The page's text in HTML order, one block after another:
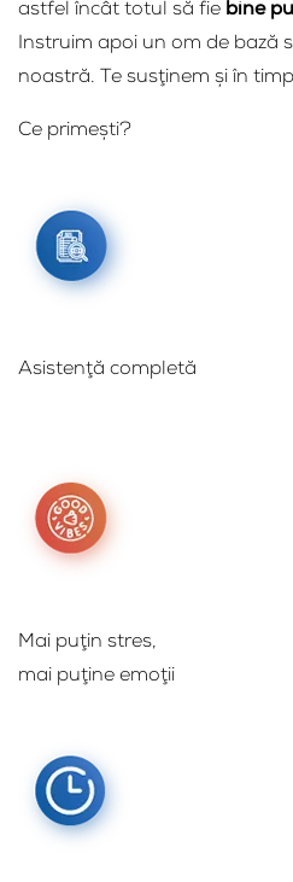
astfel încât totul să fie bine
Instruim apoi un om de bază
noastră. Te susţinem şi în
Ce primeşti?
Asistenţă completă
Mai puţin stres,
mai puţine emoţii